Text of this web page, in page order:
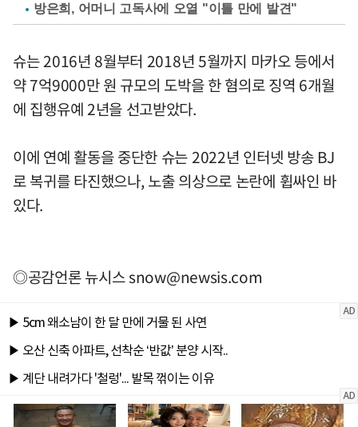
방은희, 어머니 고독사에 오열 "이틀 만에 발견"
슈는 2016년 8월부터 2018년 5월까지 마카오 등에서
약 7억9000만 원 규모의 도박을 한 혐의로 징역 6개월
에 집행유예 2년을 선고받았다.
이에 연예 활동을 중단한 슈는 2022년 인터넷 방송 BJ
로 복귀를 타진했으나, 노출 의상으로 논란에 휩싸인 바
있다.
◎공감언론 뉴시스snow@newsis.com